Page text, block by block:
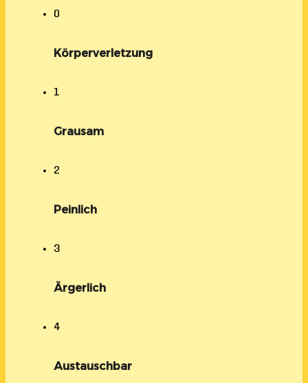
0
Körperverletzung
1
Grausam
2
Peinlich
3
Ärgerlich
4
Austauschbar